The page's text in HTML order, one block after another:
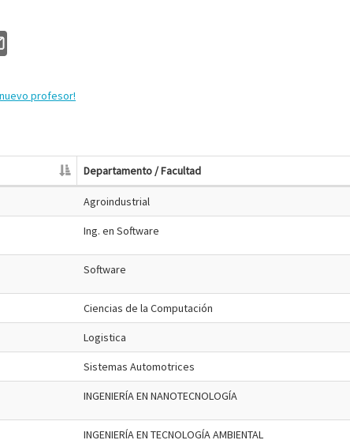
profesor!
Departamento / Facultad
Agroindustrial
Ing. en Software
Software
Ciencias de la Computación
Logistica
Sistemas Automotrices
INGENIERÍA EN NANOTECNOLOGÍA
INGENIERÍA EN TECNOLOGÍA AMBIENTAL